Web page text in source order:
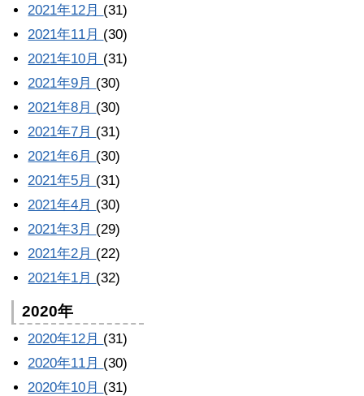
2021年12月 (31)
2021年11月 (30)
2021年10月 (31)
2021年9月 (30)
2021年8月 (30)
2021年7月 (31)
2021年6月 (30)
2021年5月 (31)
2021年4月 (30)
2021年3月 (29)
2021年2月 (22)
2021年1月 (32)
2020年
2020年12月 (31)
2020年11月 (30)
2020年10月 (31)